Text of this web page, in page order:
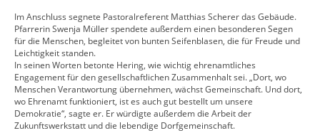
Im Anschluss segnete Pastoralreferent Matthias Scherer das Gebäude.
Pfarrerin Swenja Müller spendete außerdem einen besonderen Segen
für die Menschen, begleitet von bunten Seifenblasen, die für Freude und
Leichtigkeit standen.
In seinen Worten betonte Hering, wie wichtig ehrenamtliches
Engagement für den gesellschaftlichen Zusammenhalt sei. „Dort, wo
Menschen Verantwortung übernehmen, wächst Gemeinschaft. Und dort,
wo Ehrenamt funktioniert, ist es auch gut bestellt um unsere
Demokratie“, sagte er. Er würdigte außerdem die Arbeit der
Zukunftswerkstatt und die lebendige Dorfgemeinschaft.